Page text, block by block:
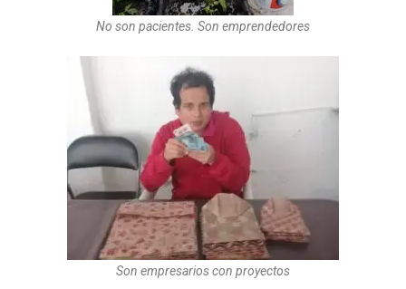
No son pacientes. Son emprendedores
Son empresarios con proyectos